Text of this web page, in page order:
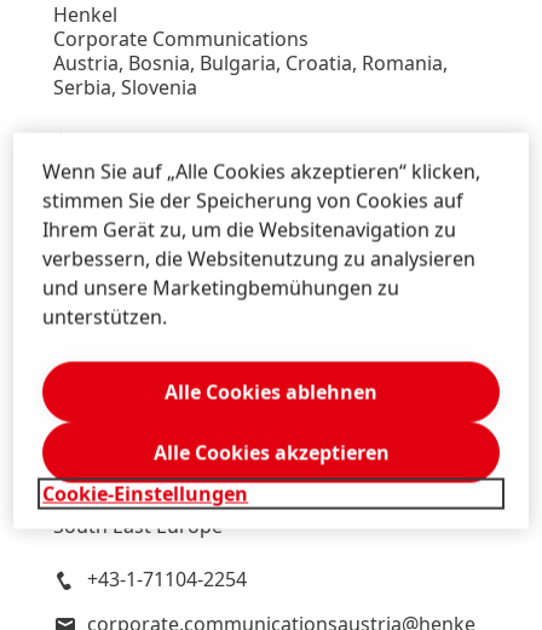
Henkel
Corporate Communications
Austria, Bosnia, Bulgaria, Croatia, Romania,
Serbia, Slovenia
michael.sgiarovello@henkel.com
Download Visitenkarte
Zu meiner Sammlung hinzufügen
Daniela
Corporate Communications
Brand PR
South East Europe
+43-1-71104-2254
corporate.communicationsaustria@henke
Wenn Sie auf „Alle Cookies akzeptieren“ klicken,
stimmen Sie der Speicherung von Cookies auf
Ihrem Gerät zu, um die Websitenavigation zu
verbessern, die Websitenutzung zu analysieren
und unsere Marketingbemühungen zu
unterstützen.
Cookie-Einstellungen
Alle Cookies ablehnen
Alle Cookies akzeptieren